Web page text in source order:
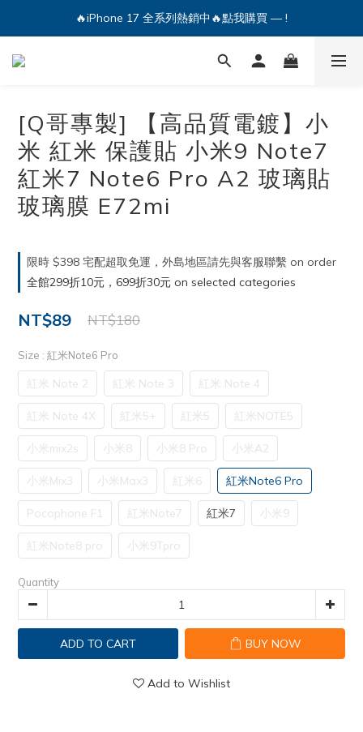
🔥iPhone 17 全系列熱銷中🔥點我購買 — !
🔥iPhone 17 全系列熱銷中🔥點我購買 — !
💕加入Q哥 Line 新好友領優惠券！🎫
[Q哥專製] 【高品質電鍍】小
米 紅米 保護貼 小米9 Note7
紅米7 Note6 Pro A2 玻璃貼
玻璃膜 E72mi
限時 $398 宅配超取免運，外島地區請先與客服聯繫 on order
全館299折10元，699折30元 on selected categories
NT$89 NT$180
Size : 紅米Note6 Pro
紅米 Note 2 紅米 Note 3 紅米 Note 4
紅米 Note 4X 紅米5+ 紅米5 紅米NOTE5
小米mix2s 小米8 小米8 Pro 小米A2
小米Mix3 小米Max3 紅米6 紅米Note6 Pro
Pocophone F1 紅米Note7 紅米7 小米9
紅米Note8 pro 小米9Tpro
Quantity
ADD TO CART BUY NOW
Add to Wishlist